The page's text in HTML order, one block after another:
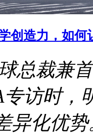
创造力，如何
总裁兼
专访时
异化优势